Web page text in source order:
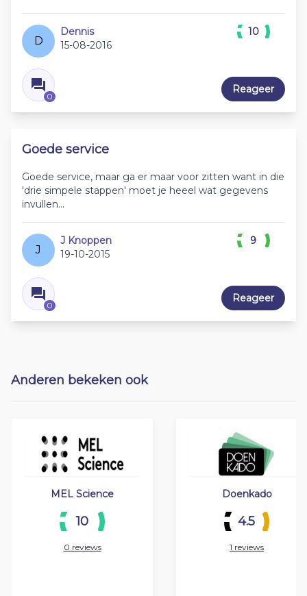
D
Dennis
15-08-2016
0
10
Reageer
Goede service
Goede service, maar ga er maar voor zitten want in die
'drie simpele stappen' moet je heeel wat gegevens
invullen...
J
J Knoppen
19-10-2015
0
9
Reageer
Anderen bekeken ook
MEL Science
10
0 reviews
Doenkado
4.5
1 reviews